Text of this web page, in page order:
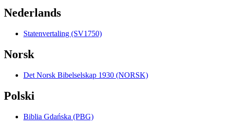
Nederlands
Statenvertaling (SV1750)
Norsk
Det Norsk Bibelselskap 1930 (NORSK)
Polski
Biblia Gdańska (PBG)